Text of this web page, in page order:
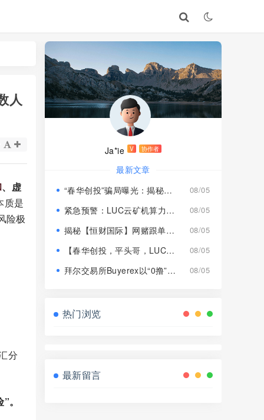
人
、虚
质是
险极
分
。
Ja*ie V 协作者
最新文章
“春华创投”骗局曝光：揭秘项目盘的欺诈手法!
08/05
紧急预警：LUC云矿机算力项目风险激增，高额挖矿收益背后全是套路 08/05
揭秘【恒财国际】网赌跟单盘深度风险预警！ 08/05
【春华创投，平头哥，LUC永久矿机】这3个项目都是骗局！已经收割，速度撤离！ 08/05
拜尔交易所Buyerex以“0撸”为噱头的分红类资金盘骗局，远离！ 08/05
热门浏览
最新留言